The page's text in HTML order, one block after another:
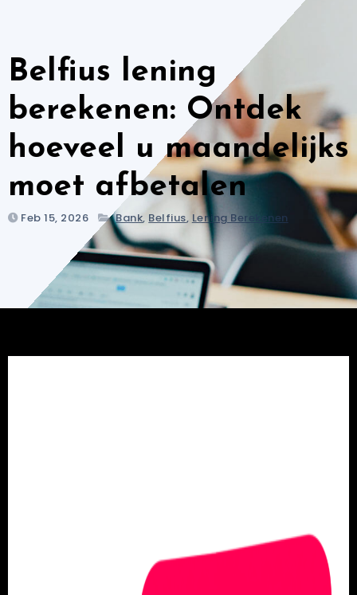
Belfius lening
berekenen: Ontdek
hoeveel u maandelijks
moet afbetalen
Feb 15, 2026 Bank, Belfius, Lening Berekenen